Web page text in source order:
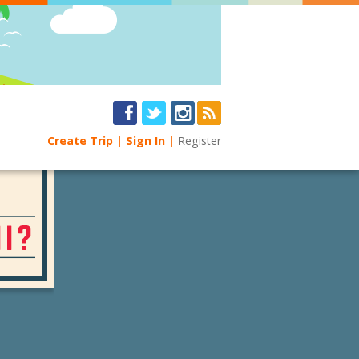
Create Trip Sign In Register